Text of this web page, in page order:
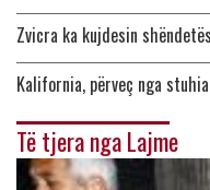
Zvicra ka kujdesin
Kalifornia, përveç nga
Të tjera nga Lajme